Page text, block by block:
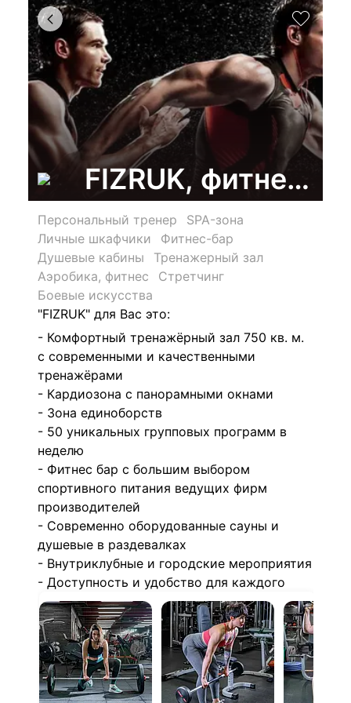
FIZRUK, фитнес-
Персональный тренер
SPA-зона
Личные шкафчики
Фитнес-бар
Душевые кабины
Тренажерный зал
Аэробика, фитнес
Стретчинг
Боевые искусства
"FIZRUK" для Вас это:
- Комфортный тренажёрный зал 750 кв. м.
с современными и качественными
тренажёрами
- Кардиозона с панорамными окнами
- Зона единоборств
- 50 уникальных групповых программ в
неделю
- Фитнес бар с большим выбором
спортивного питания ведущих фирм
производителей
- Современно оборудованные сауны и
душевые в раздевалках
- Внутриклубные и городские мероприятия
- Доступность и удобство для каждого